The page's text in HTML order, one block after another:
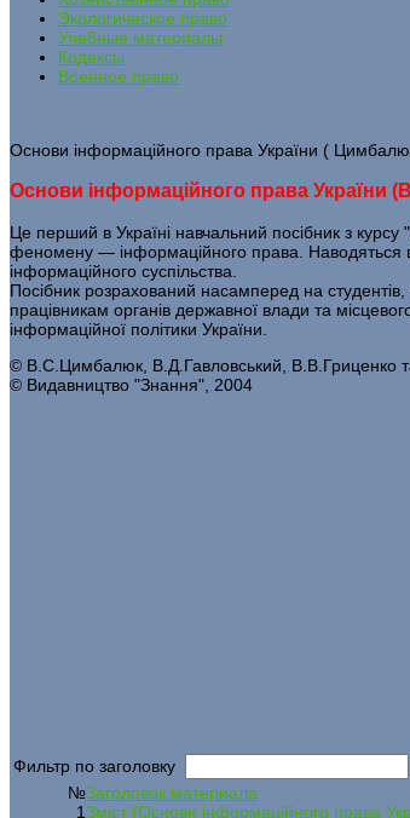
Экологическое право
Учебные материалы
Кодексы
Военное право
Основи інформаційного права України (
Основи інформаційного права України
Це перший в Україні навчальний посібник з
феномену — інформаційного права. Наводяться
інформаційного суспільства.
Посібник розрахований насамперед на
працівникам органів державної влади та
інформаційної політики України.
© B.C.Цимбалюк, В.Д.Гавловський, В.В.Гриценко
© Видавництво "Знання", 2004
Фильтр по заголовку
№Заголовок материала
1Зміст (Основи інформаційного права